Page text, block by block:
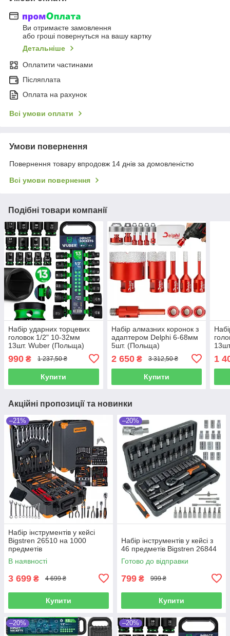
Ви отримаєте замовлення
або гроші повернуться на вашу картку
Детальніше
Оплатити частинами
Післяплата
Оплата на рахунок
Всі умови оплати
Умови повернення
Повернення товару впродовж 14 днів за домовленістю
Всі умови повернення
Подібні товари компанії
Набір ударних торцевих
головок 1/2" 10-32мм
13шт. Wuber (Польща)
990 ₴ 1 237,50 ₴
Купити
Набір алмазних коронок з
адаптером Delphi 6-68мм
5шт. (Польща)
2 650₴ 3 312,50 ₴
Купити
1
Акційні пропозиції та новинки
–21%
Набір інструментів у кейсі
Bigstren 26510 на 1000
предметів
В наявності
3 699 ₴ 4 699 ₴
Купити
–20%
Набір інструментів у кейсі з
46 предметів Bigstren 26844
Готово до відправки
799 ₴ 999 ₴
Купити
–20% –20%